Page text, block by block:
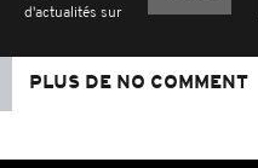
d'actualités sur
PLUS DE NO COMMENT